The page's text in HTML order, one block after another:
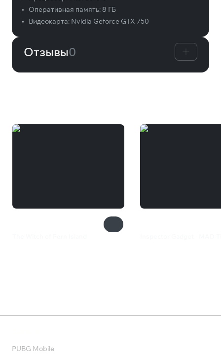
•
Оперативная память: 8 ГБ
•
Видеокарта: Nvidia Geforce GTX 750
Отзывы0
PUBG Mobile